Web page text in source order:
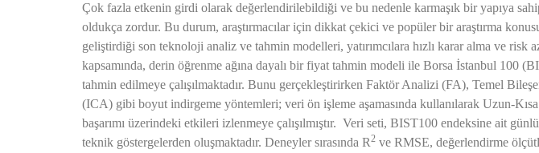
Çok fazla etkenin girdi olarak değerlendirilebildiği ve bu nedenle karmaşık bir yapıya
oldukça zordur. Bu durum, araştırmacılar için dikkat çekici ve popüler bir araştırma konusu
geliştirdiği son teknoloji analiz ve tahmin modelleri, yatırımcılara hızlı karar alma ve risk
kapsamında, derin öğrenme ağına dayalı bir fiyat tahmin modeli ile Borsa İstanbul 100
tahmin edilmeye çalışılmaktadır. Bunu gerçekleştirirken Faktör Analizi (FA), Temel
(ICA) gibi boyut indirgeme yöntemleri; veri ön işleme aşamasında kullanılarak Uzun-
başarımı üzerindeki etkileri izlenmeye çalışılmıştır. Veri seti, BIST100 endeksine ait
teknik göstergelerden oluşmaktadır. Deneyler sırasında R2 ve RMSE, değerlendirme